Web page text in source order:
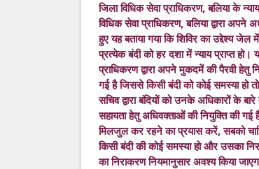
जिला विधिक सेवा प्राधिकरण, बलिया के
विधिक सेवा प्राधिकरण, बलिया द्वारा
हुए यह बताया गया कि शिविर का उद्देश्य जेल
प्रत्येक बंदी को हर दशा में न्याय प्राप्त
प्राधिकरण द्वारा अपने मुकदमें की पैरवी
गई है जिससे किसी बंदी को कोई समस्या हो
सचिव द्वारा बंदियों को उनके अधिकारों के
सहायता हेतु अधिवक्ताओं की नियुक्ति की
मिलजुल कर रहने का प्रयास करें, सबको
किसी बंदी की कोई समस्या हो और उसका
का निराकरण नियमानुसार अवश्य किया